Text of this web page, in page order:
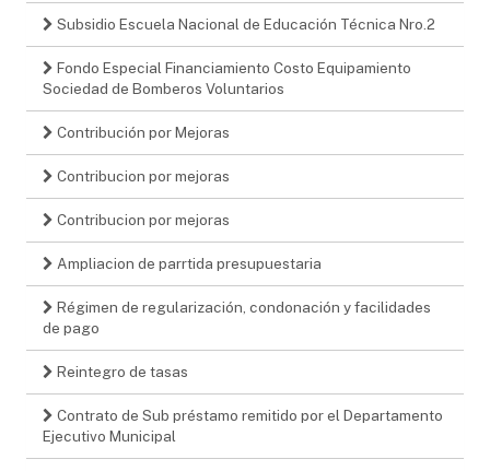
Subsidio Escuela Nacional de Educación Técnica Nro.2
Fondo Especial Financiamiento Costo Equipamiento
Sociedad de Bomberos Voluntarios
Contribución por Mejoras
Contribucion por mejoras
Contribucion por mejoras
Ampliacion de parrtida presupuestaria
Régimen de regularización, condonación y facilidades
de pago
Reintegro de tasas
Contrato de Sub préstamo remitido por el Departamento
Ejecutivo Municipal